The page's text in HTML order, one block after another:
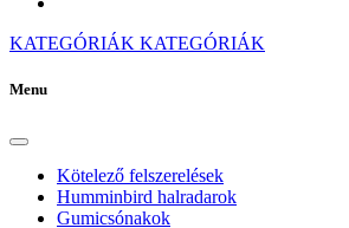
KATEGÓRIÁK KATEGÓRIÁK
Menu
Kötelező felszerelések
Humminbird halradarok
Gumicsónakok